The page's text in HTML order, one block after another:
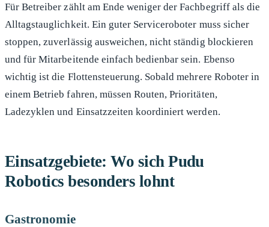
Für Betreiber zählt am Ende weniger der Fachbegriff als die
Alltagstauglichkeit. Ein guter Serviceroboter muss sicher
stoppen, zuverlässig ausweichen, nicht ständig blockieren
und für Mitarbeitende einfach bedienbar sein. Ebenso
wichtig ist die Flottensteuerung. Sobald mehrere Roboter in
einem Betrieb fahren, müssen Routen, Prioritäten,
Ladezyklen und Einsatzzeiten koordiniert werden.
Einsatzgebiete: Wo sich Pudu
Robotics besonders lohnt
Gastronomie